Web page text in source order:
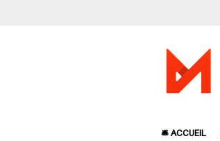
🛎️ ACCUEIL